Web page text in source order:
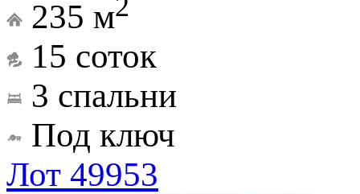
235 м
15 соток
3 спальни
Под ключ
Лот 49953